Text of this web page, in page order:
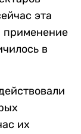
эта
применение
в
их